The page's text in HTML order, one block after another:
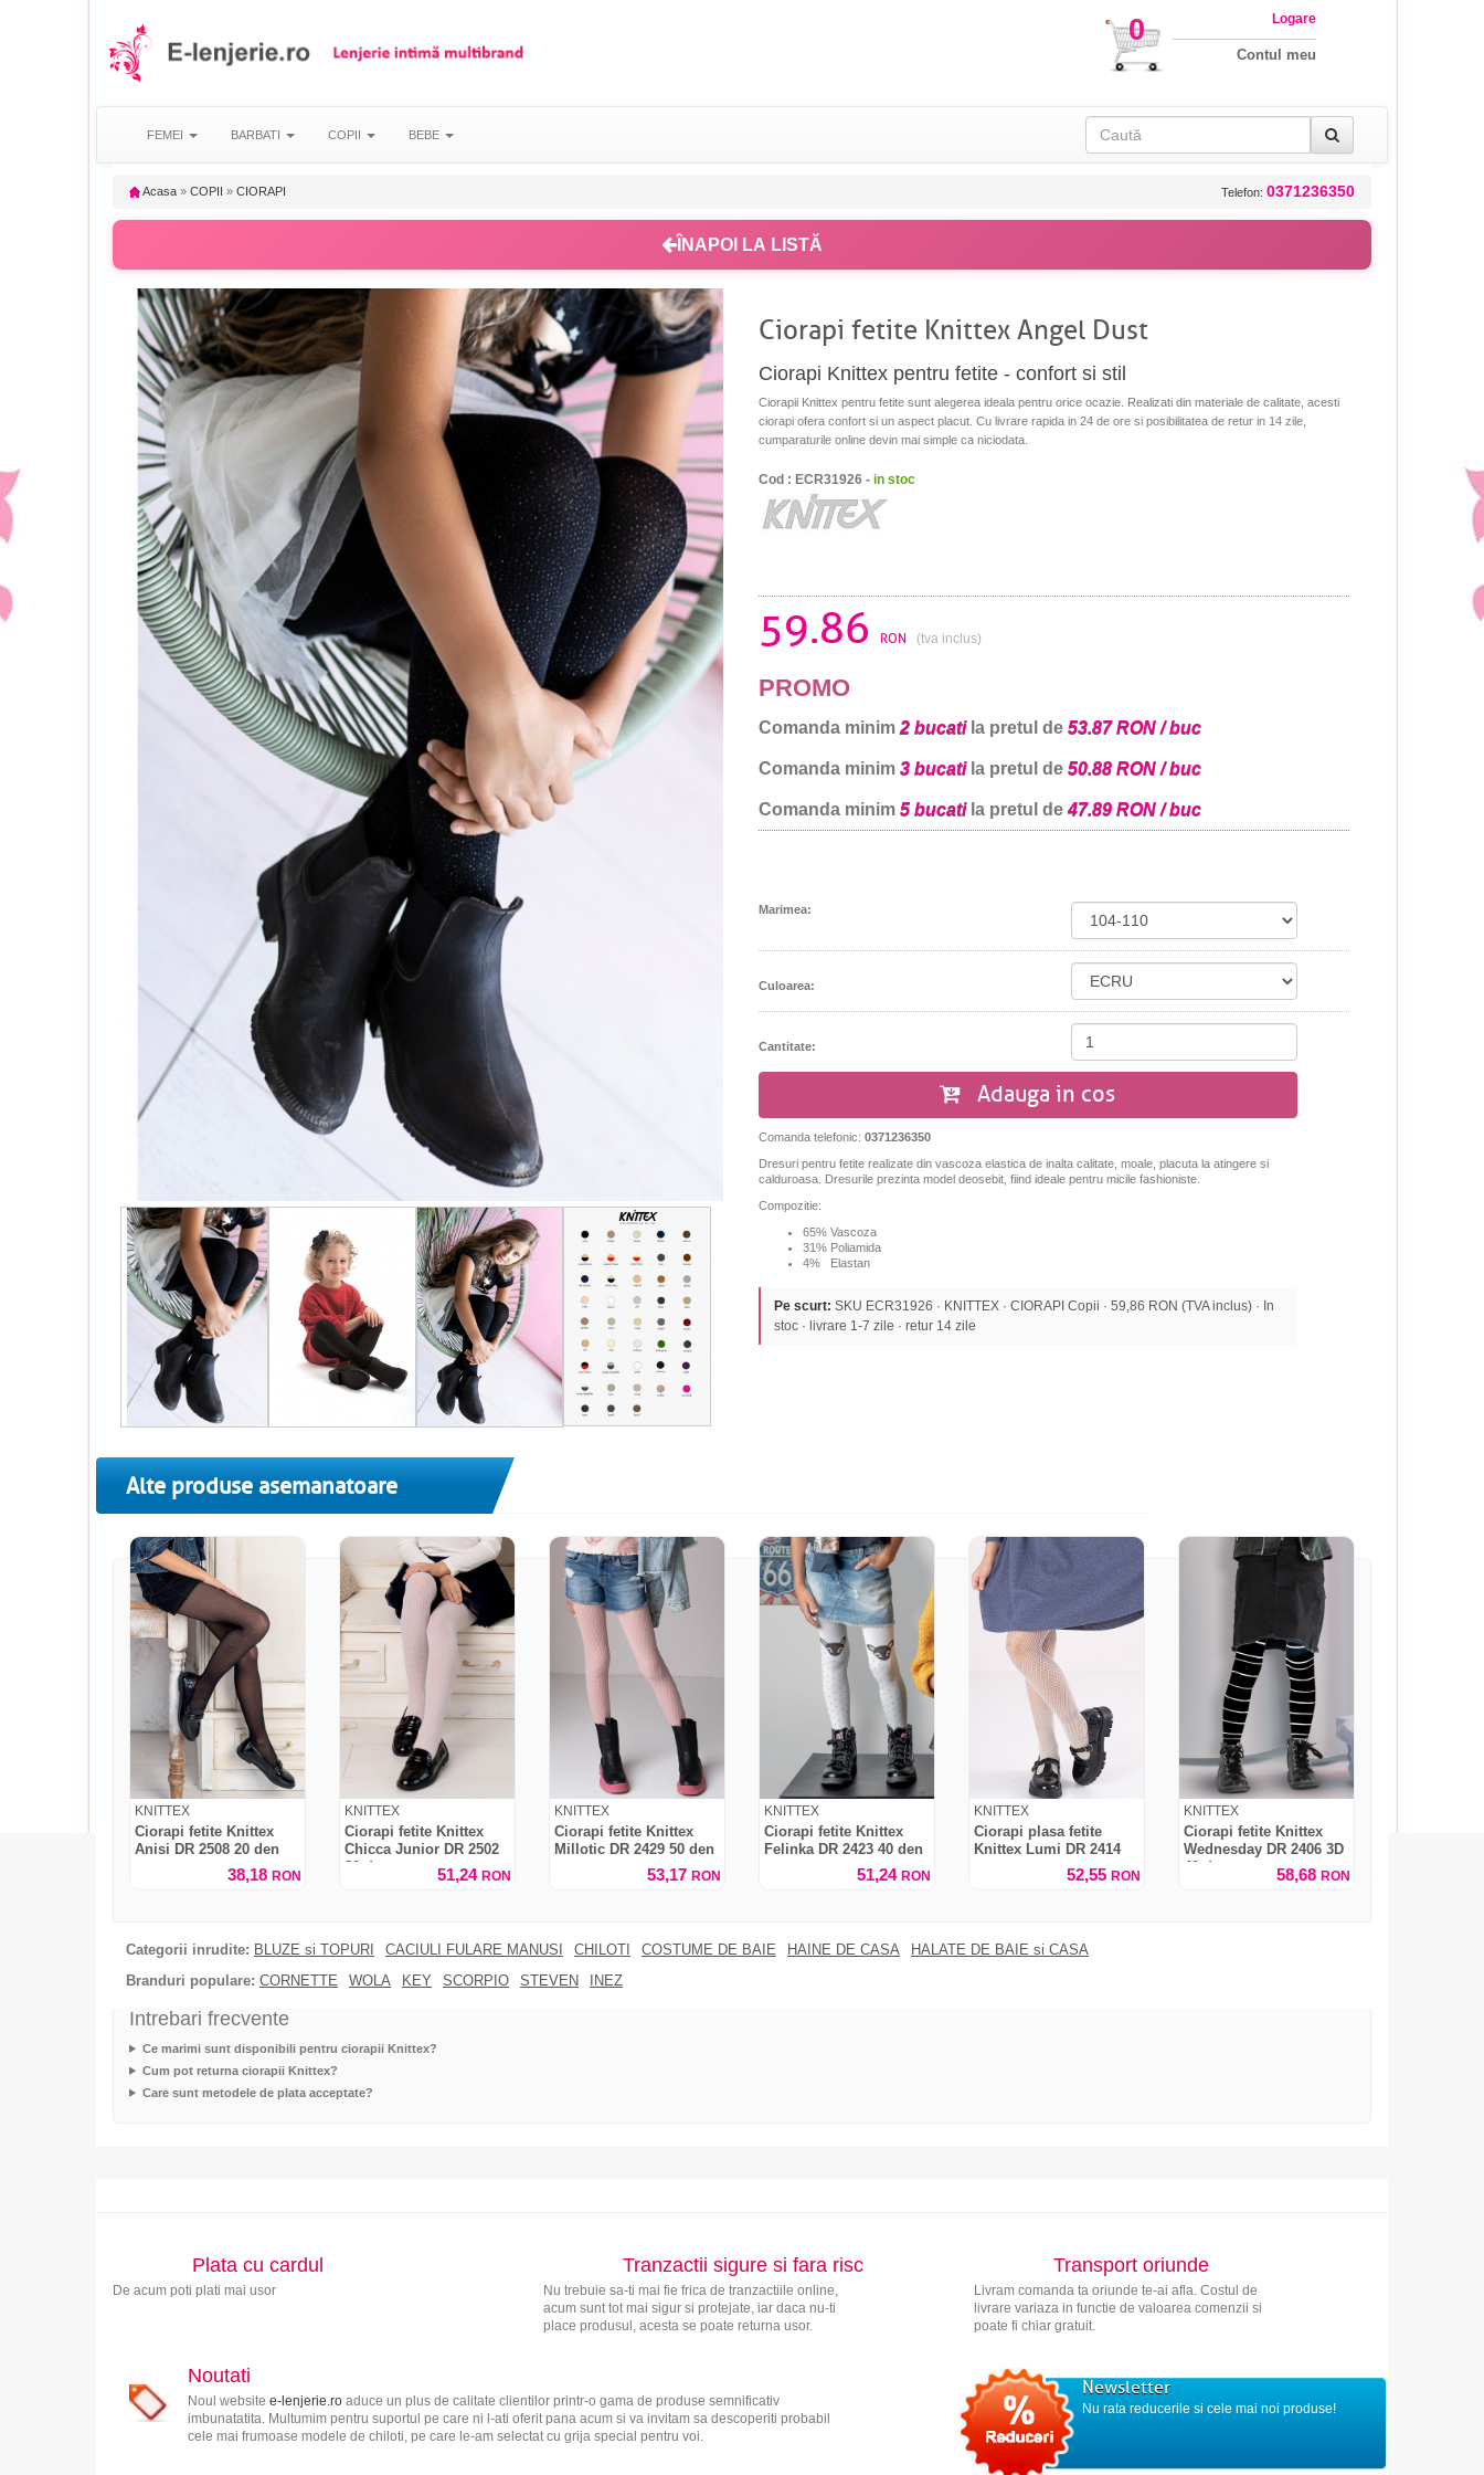
0 Logare
Contul meu
FEMEI BARBATI COPII BEBE
Acasa » COPII » CIORAPI Telefon: 0371236350
ÎNAPOI LA LISTĂ
Ciorapi fetite Knittex Angel Dust
Ciorapi Knittex pentru fetite - confort si stil
Ciorapii Knittex pentru fetite sunt alegerea ideala pentru orice ocazie. Realizati din materiale de calitate, acesti
ciorapi ofera confort si un aspect placut. Cu livrare rapida in 24 de ore si posibilitatea de retur in 14 zile,
cumparaturile online devin mai simple ca niciodata.
Cod : ECR31926 - in stoc
59.86 RON (tva inclus)
PROMO
Comanda minim 2 bucatila pretul de 53.87 RON / buc
Comanda minim 3 bucatila pretul de 50.88 RON / buc
Comanda minim 5 bucatila pretul de47.89 RON / buc
Marimea:
Culoarea:
Cantitate:
Adauga in cos
Comanda telefonic: 0371236350
Dresuri pentru fetite realizate din vascoza elastica de inalta calitate, moale, placuta la atingere si
calduroasa. Dresurile prezinta model deosebit, fiind ideale pentru micile fashioniste.
Compozitie:
65% Vascoza
31% Poliamida
4% Elastan
Pe scurt: SKU ECR31926 · KNITTEX · CIORAPI Copii · 59,86 RON (TVA inclus) · In
stoc · livrare 1-7 zile · retur 14 zile
Alte produse asemanatoare
KNITTEX
Ciorapi fetite Knittex
Anisi DR 2508 20 den
38,18 RON
KNITTEX
Ciorapi fetite Knittex
Chicca Junior DR 2502
30 den
51,24 RON
KNITTEX
Ciorapi fetite Knittex
Millotic DR 2429 50 den
53,17 RON
KNITTEX
Ciorapi fetite Knittex
Felinka DR 2423 40 den
51,24 RON
KNITTEX
Ciorapi plasa fetite
Knittex Lumi DR 2414
52,55 RON
KNITTEX
Ciorapi fetite Knittex
Wednesday DR 2406 3D
40 den
58,68 RON
Categorii inrudite: BLUZE si TOPURI CACIULI FULARE MANUSI CHILOTI COSTUME DE BAIE HAINE DE CASA
HALATE DE BAIE si CASA
Branduri populare: CORNETTE WOLA KEY SCORPIO STEVEN INEZ
Intrebari frecvente
Ce marimi sunt disponibili pentru ciorapii Knittex?
Cum pot returna ciorapii Knittex?
Care sunt metodele de plata acceptate?
Plata cu cardul
De acum poti plati mai usor
Tranzactii sigure si fara risc
Nu trebuie sa-ti mai fie frica de tranzactiile online,
acum sunt tot mai sigur si protejate, iar daca nu-ti
place produsul, acesta se poate returna usor.
Transport oriunde
Livram comanda ta oriunde te-ai afla. Costul de
livrare variaza in functie de valoarea comenzii si
poate fi chiar gratuit.
Noutati
Noul website e-lenjerie.roaduce un plus de calitate clientilor printr-o gama de produse semnificativ
imbunatatita. Multumim pentru suportul pe care ni l-ati oferit pana acum si va invitam sa descoperiti probabil
cele mai frumoase modele de chiloti, pe care le-am selectat cu grija special pentru voi.
Newsletter
Nu rata reducerile si cele mai noi produse!